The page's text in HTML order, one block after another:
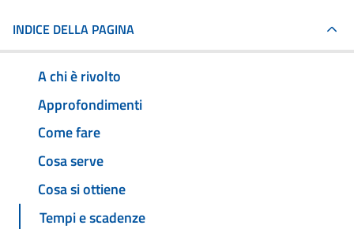
INDICE DELLA PAGINA
A chi è rivolto
Approfondimenti
Come fare
Cosa serve
Cosa si ottiene
Tempi e scadenze